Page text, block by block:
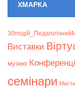
ХМАРКА
Bиставки
музею
семінари